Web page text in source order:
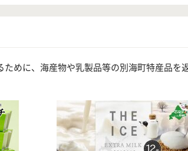
めに、海産物や乳製品等の別海町特産品を